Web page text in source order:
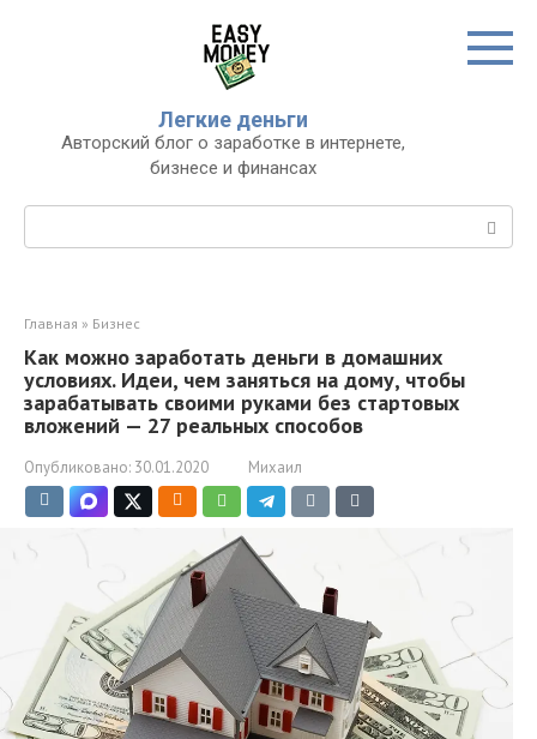
Легкие деньги
Авторский блог о заработке в интернете,
бизнесе и финансах
Поиск:
Главная » Бизнес
Как можно заработать деньги в домашних
условиях. Идеи, чем заняться на дому, чтобы
зарабатывать своими руками без стартовых
вложений — 27 реальных способов
Опубликовано: 30.01.2020 Михаил